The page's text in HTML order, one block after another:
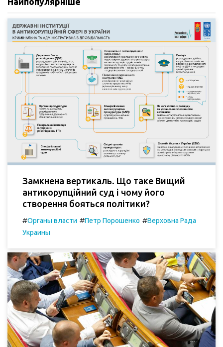
Замкнена вертикаль. Що таке Вищий
антикорупційний суд і чому його
створення бояться політики?
#Органы власти #Петр Порошенко #Верховна Рада
Украины